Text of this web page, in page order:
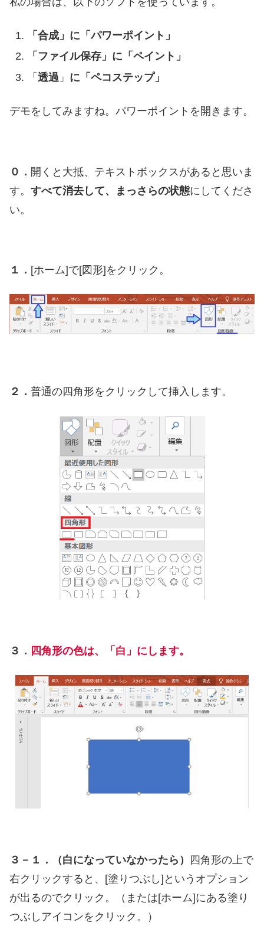
「合成」に「パワーポイント」
「ファイル保存」に「ペイント」
「 透過」 に「ペコステップ」
デモをしてみますね。パワーポイントを開きます。
０． 開くと大抵、テキストボックスがあると思いま
す。 すべて消去して、まっさらの状態にしてくださ
い。
１． [ホーム]で[図形]をクリック。
２． 普通の四角形をクリックして挿入します。
３． 四角形の色は、「 白 」 に します。
３－１．（白になっていなかったら） 四角形の上で
右クリックすると、[塗りつぶし]というオプション
が出るのでクリック。（または[ホーム]にある塗り
つぶしアイコンをクリック。）